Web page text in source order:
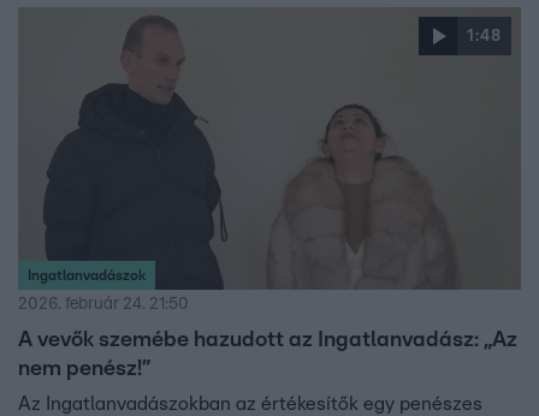
1:48
Ingatlanvadászok
2026. február 24. 21:50
A vevők szemébe hazudott az Ingatlanvadász: „Az
nem penész!”
Az Ingatlanvadászokban az értékesítők egy penészes